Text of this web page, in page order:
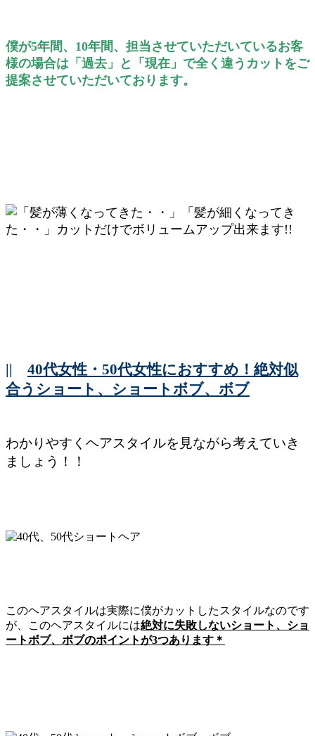
僕が5年間、10年間、担当させていただいているお客
様の場合は「過去」と「現在」で全く違うカットをご
提案させていただいております。
|| 40代女性・50代女性におすすめ！絶対似
合うショート、ショートボブ、ボブ
わかりやすくヘアスタイルを見ながら考えていき
ましょう！！
このヘアスタイルは実際に僕がカットしたスタイルなのです
が、このヘアスタイルには絶対に失敗しないショート、ショ
ートボブ、ボブのポイントが3つあります＊